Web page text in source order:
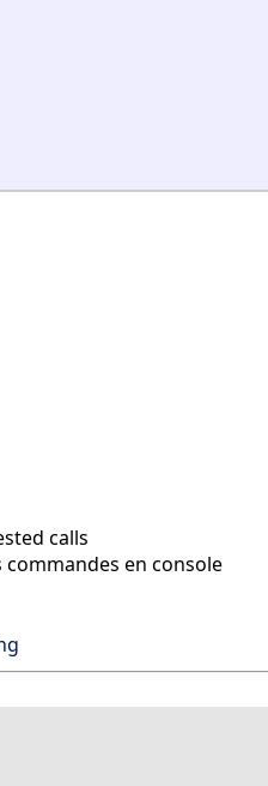
calls
en console